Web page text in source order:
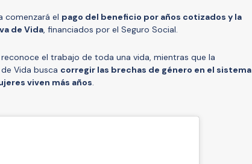
comenzará el pago del beneficio por años cotizados y la
de Vida, financiados por el Seguro Social.
el trabajo de toda una vida, mientras que la
Vida busca corregir las brechas de género en el sistema
viven más años.